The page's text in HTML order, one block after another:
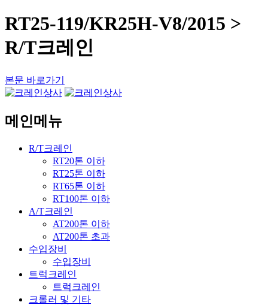
RT25-119/KR25H-V8/2015 >
R/T크레인
본문 바로가기
메인메뉴
R/T크레인
RT20톤 이하
RT25톤 이하
RT65톤 이하
RT100톤 이하
A/T크레인
AT200톤 이하
AT200톤 초과
수입장비
수입장비
트럭크레인
트럭크레인
크롤러 및 기타